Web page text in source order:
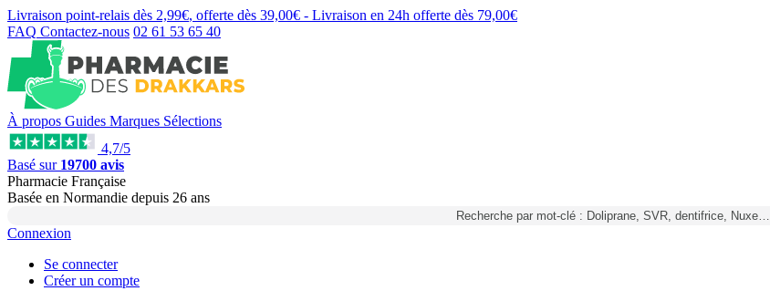
Livraison point-relais dès 2,99€, offerte dès 39,00€ - Livraison en 24h offerte dès 79,00€
FAQ Contactez-nous 02 61 53 65 40
À propos Guides Marques Sélections
4,7/5
Basé sur 19700 avis
Pharmacie Française
Basée en Normandie depuis 26 ans
Recherche par mot-clé : Doliprane, SVR, dentifrice, Nuxe…
Connexion
Se connecter
Créer un compte